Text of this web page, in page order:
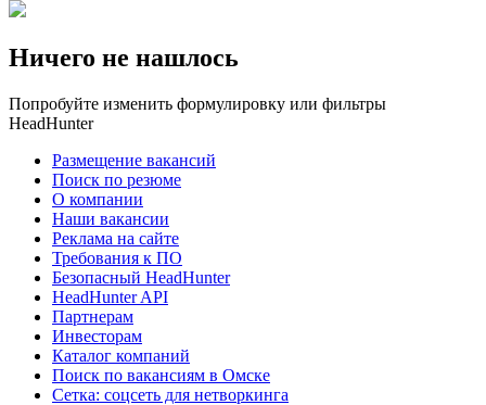
Ничего не нашлось
Попробуйте изменить формулировку или фильтры
HeadHunter
Размещение вакансий
Поиск по резюме
О компании
Наши вакансии
Реклама на сайте
Требования к ПО
Безопасный HeadHunter
HeadHunter API
Партнерам
Инвесторам
Каталог компаний
Поиск по вакансиям в Омске
Сетка: соцсеть для нетворкинга